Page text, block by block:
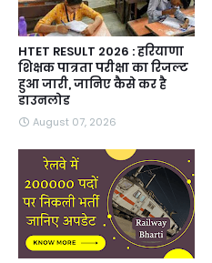
HTET RESULT 2026 : हरियाणा
शिक्षक पात्रता परीक्षा का रिजल्ट
हुआ जारी, जानिए कैसे कर है
डाउनलोड
August 07, 2026